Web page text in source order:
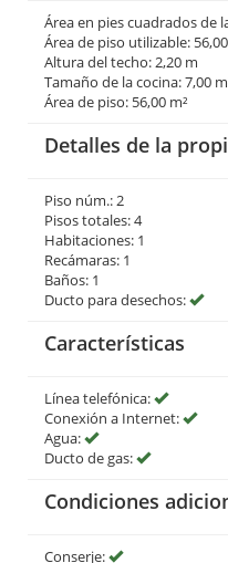
Área en pies cuadrados de
Área de piso utilizable:
Altura del techo: 2,20 m
Tamaño de la cocina: 7,00
Área de piso: 56,00 m²
Detalles de la
Piso núm.: 2
Pisos totales: 4
Habitaciones: 1
Recámaras: 1
Baños: 1
Ducto para desechos:
Características
Línea telefónica:
Conexión a Internet:
Agua:
Ducto de gas:
Condiciones
Conserje: